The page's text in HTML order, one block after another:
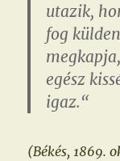
utazik,
fog
egész
igaz.“
(Békés, 1869.